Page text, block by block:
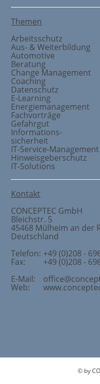
Themen
Arbeitsschutz
Aus- & Weiterbildung
Automotive
Beratung
Change Management
Coaching
Datenschutz
E-Learning
Energiemanagement
Fachvorträge
Gefahrgut
Informations-
sicherheit
IT-Service-Management
Hinweisgeberschutz
IT-Solutions
Kontakt
CONCEPTEC GmbH
Bleichstr. 5
45468 Mülheim an der
Deutschland
Telefon: +49 (0)208 -
Fax:
+49 (0)208 -
E-Mail:
Web:
© by